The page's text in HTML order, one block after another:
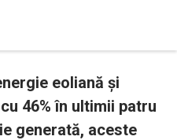
eoliană și
46% în ultimii patru
generată, aceste